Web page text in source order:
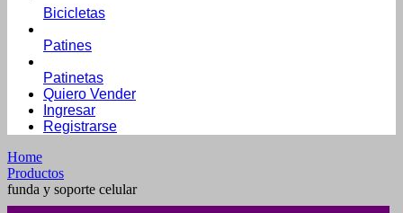
Bicicletas
Patines
Patinetas
Quiero Vender
Ingresar
Registrarse
Home
Productos
funda y soporte celular